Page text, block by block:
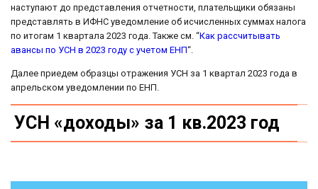
наступают до представления отчетности, плательщики обязаны
представлять в ИФНС уведомление об исчисленных суммах налога
по итогам 1 квартала 2023 года. Также см. “Как рассчитывать
авансы по УСН в 2023 году с учетом ЕНП“.
Далее приедем образцы отражения УСН за 1 квартал 2023 года в
апрельском уведомлении по ЕНП.
УСН «доходы» за 1 кв.2023 год